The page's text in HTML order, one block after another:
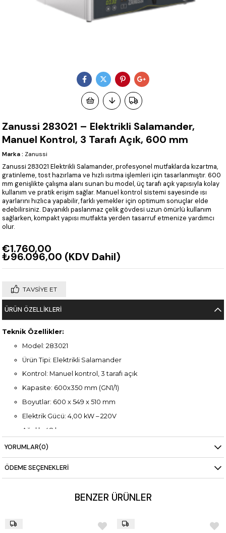
Zanussi 283021 – Elektrikli Salamander,
Manuel Kontrol, 3 Tarafı Açık, 600 mm
Marka : Zanussi
Zanussi 283021 Elektrikli Salamander, profesyonel mutfaklarda kızartma,
gratinleme, tost hazırlama ve hızlı ısıtma işlemleri için tasarlanmıştır. 600
mm genişlikte çalışma alanı sunan bu model, üç tarafı açık yapısıyla kolay
kullanım ve pratik erişim sağlar. Manuel kontrol sistemi sayesinde ısı
ayarlarını hızlıca yapabilir, farklı yemekler için optimum sonuçlar elde
edebilirsiniz. Dayanıklı paslanmaz çelik gövdesi uzun ömürlü kullanım
sağlarken, kompakt yapısı mutfakta yerden tasarruf etmenize yardımcı
olur.
€1.760,00
₺96.096,00 (KDV Dahil)
TAVSIYE ET
ÜRÜN ÖZELLIKLERI
Teknik Özellikler:
Model: 283021
Ürün Tipi: Elektrikli Salamander
Kontrol: Manuel kontrol, 3 tarafı açık
Kapasite: 600x350 mm (GN1/1)
Boyutlar: 600 x 549 x 510 mm
Elektrik Gücü: 4,00 kW – 220V
Ağırlık: 48 kg
Malzeme: Dayanıklı paslanmaz çelik gövde
Kullanım Alanı: Tost, gratinleme, kızartma, hızlı ısıtma ve servis
öncesi son dokunuşlar
YORUMLAR(0)
ÖDEME SEÇENEKLERI
BENZER ÜRÜNLER